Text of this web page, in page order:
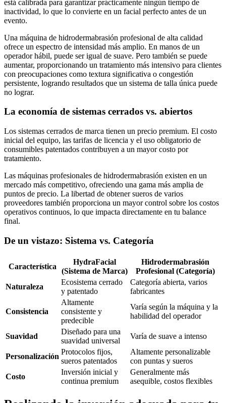
está calibrada para garantizar prácticamente ningún tiempo de
inactividad, lo que lo convierte en un facial perfecto antes de un
evento.
Una máquina de hidrodermabrasión profesional de alta calidad
ofrece un espectro de intensidad más amplio. En manos de un
operador hábil, puede ser igual de suave. Pero también se puede
aumentar, proporcionando un tratamiento más intensivo para clientes
con preocupaciones como textura significativa o congestión
persistente, logrando resultados que un sistema de talla única puede
no lograr.
La economía de sistemas cerrados vs. abiertos
Los sistemas cerrados de marca tienen un precio premium. El costo
inicial del equipo, las tarifas de licencia y el uso obligatorio de
consumibles patentados contribuyen a un mayor costo por
tratamiento.
Las máquinas profesionales de hidrodermabrasión existen en un
mercado más competitivo, ofreciendo una gama más amplia de
puntos de precio. La libertad de obtener sueros de varios
proveedores también proporciona un mayor control sobre los costos
operativos continuos, lo que impacta directamente en tu balance
final.
De un vistazo: Sistema vs. Categoría
Característica
HydraFacial
(Sistema de Marca)
Hidrodermabrasión
Profesional (Categoría)
Naturaleza
Ecosistema cerrado
y patentado
Categoría abierta, varios
fabricantes
Consistencia
Altamente
consistente y
predecible
Varía según la máquina y la
habilidad del operador
Suavidad
Diseñado para una
suavidad universal
Varía de suave a intenso
Personalización
Protocolos fijos,
sueros patentados
Altamente personalizable
con puntas y sueros
Costo
Inversión inicial y
continua premium
Generalmente más
asequible, costos flexibles